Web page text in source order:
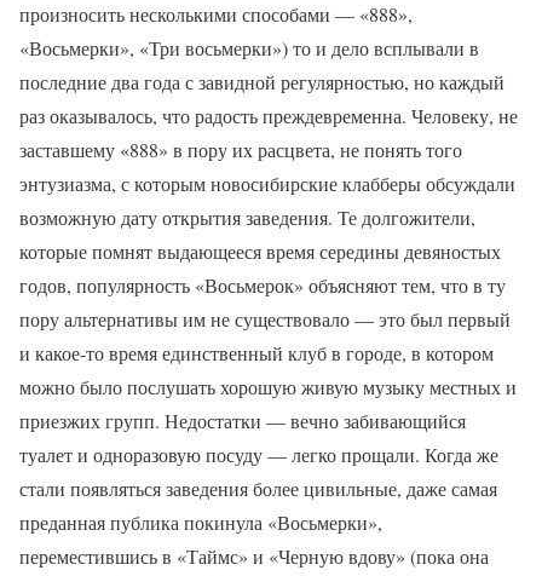
произносить несколькими способами — «888»,
«Восьмерки», «Три восьмерки») то и дело всплывали в
последние два года с завидной регулярностью, но каждый
раз оказывалось, что радость преждевременна. Человеку, не
заставшему «888» в пору их расцвета, не понять того
энтузиазма, с которым новосибирские клабберы обсуждали
возможную дату открытия заведения. Те долгожители,
которые помнят выдающееся время середины девяностых
годов, популярность «Восьмерок» объясняют тем, что в ту
пору альтернативы им не существовало — это был первый
и какое-то время единственный клуб в городе, в котором
можно было послушать хорошую живую музыку местных и
приезжих групп. Недостатки — вечно забивающийся
туалет и одноразовую посуду — легко прощали. Когда же
стали появляться заведения более цивильные, даже самая
преданная публика покинула «Восьмерки»,
переместившись в «Таймс» и «Черную вдову» (пока она